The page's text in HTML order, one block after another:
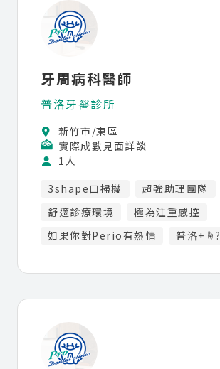
牙周病科醫師
普洛牙醫診所
新竹市/東區
實際成數見面詳談
1人
3shape口掃機
超強助理團隊
舒適診療環境
極為注重感控
如果你對Perio有熱情
普洛+☝?